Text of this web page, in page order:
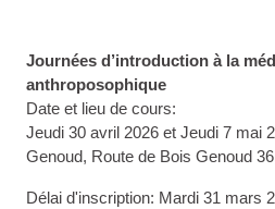
Journées d’introduction à la
anthroposophique
Date et lieu de cours:
Jeudi 30 avril 2026 et Jeudi 7 mai
Genoud, Route de Bois Genoud
Délai d'inscription: Mardi 31 mars